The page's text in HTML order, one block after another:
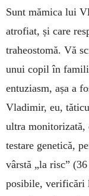
Sunt mămica lui
atrofiat, și care
traheostomă. Vă
unui copil în
entuziasm, așa a
Vladimir, eu,
ultra moni­torizată,
testare genetică,
vârstă „la risc”
posibile, veri­ficări